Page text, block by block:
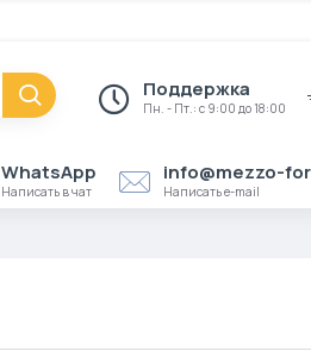
Поддержка
Пн. - Пт.: с 9:00 до 18:00
WhatsApp
Написать в чат
info@mezzo-
Написать e-mail